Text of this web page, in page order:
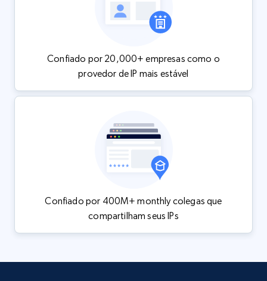
Confiado por 20,000+ empresas como o
provedor de IP mais estável
Confiado por 400M+ monthly colegas que
compartilham seus IPs